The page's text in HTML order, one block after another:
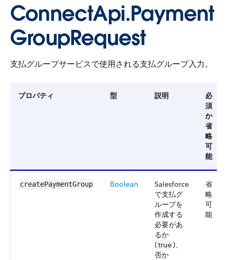
ConnectApi.Payment
GroupRequest
支払グループサービスで使用される支払グループ入力。
プロパティ 型 説明
必
須
か
省
略
可
能
createPaymentGroup Boolean
Salesforce
で支払グ
ループを
作成する
必要があ
るか
(true)、
否か
省
略
可
能